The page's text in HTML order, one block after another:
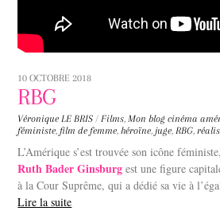
10 OCTOBRE 2018
RBG
Véronique LE BRIS / Films,Mon blog cinéma
féministe, film de femme,héroïne, juge,RBG,
L’Amérique s’est trouvée son icône
Ruth Bader Ginsburg est une figure
à la Cour Suprême, qui a dédié sa vie à
Lire la suite